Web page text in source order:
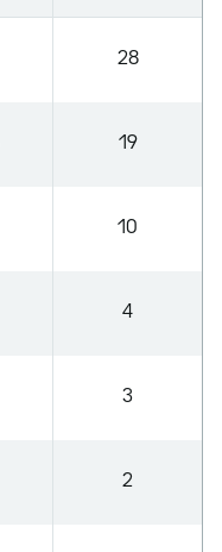
28
19
10
4
3
2